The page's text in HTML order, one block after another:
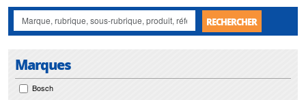
contraintes sont un gage d'efficacité, et garantissent l'absence de perturbation
de vos installations defraise a bouveter. RECHERCHER
Marques
Bosch